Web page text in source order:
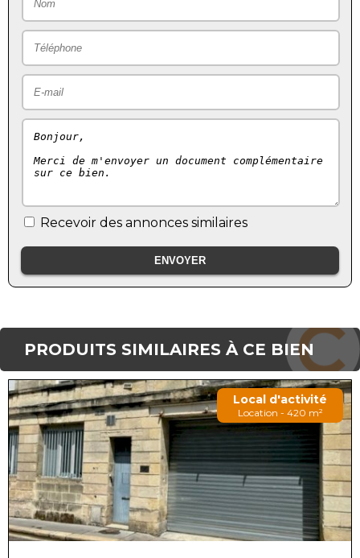
Recevoir des annonces similaires
PRODUITS SIMILAIRES À CE BIEN
Local d'activité
Location - 420 m²